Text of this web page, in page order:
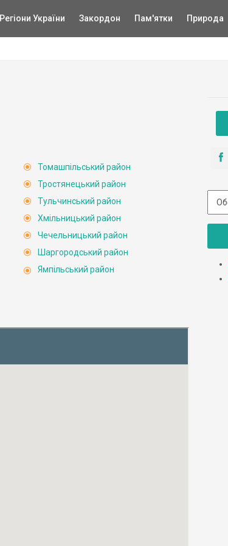
Регіони України Закордон Пам'ятки Природа
Томашпільський район
Тростянецький район
Тульчинський район
Хмільницький район
Чечельницький район
Шаргородський район
Ямпільський район